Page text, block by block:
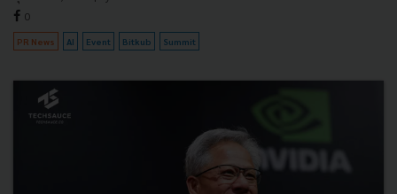
0
PR News AI Event Bitkub Summit